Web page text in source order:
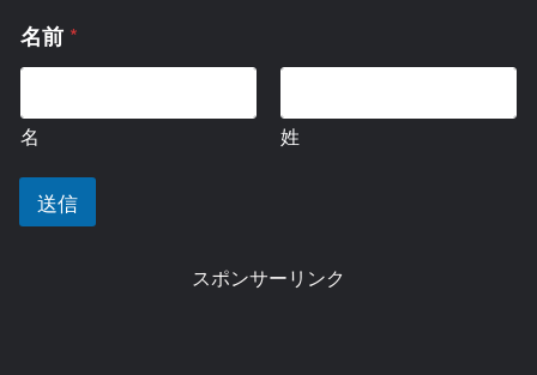
コ
メ
ン
ま
た
メ
ッ
名前 *
名 姓
送信
スポンサーリンク